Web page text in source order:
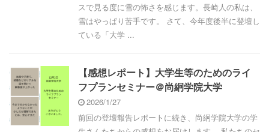
スで見る度に雪の怖さを感じます。長崎人の私は、
雪はやっぱり苦手です。 さて、今年度後半に登壇し
ている「大学 ...
【感想レポート】大学生等のためのライ
フプランセミナー＠尚絅学院大学
2026/1/27
前回の登壇報告レポートに続き、尚絅学院大学の学